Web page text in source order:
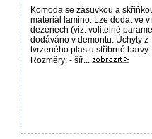
Komoda se zásuvkou a
materiál lamino. Lze dodat ve
dezénech (viz. volitelné
dodáváno v demontu. Úchyty z
tvrzeného plastu stříbrné barvy.
Rozměry: - šíř...